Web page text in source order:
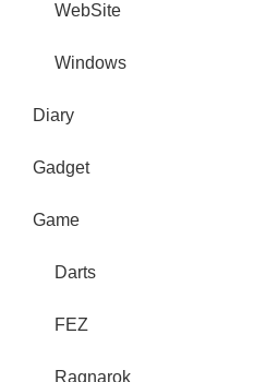
WebSite
Windows
Diary
Gadget
Game
Darts
FEZ
Ragnarok